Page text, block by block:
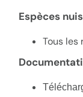
Espèces
Tous les